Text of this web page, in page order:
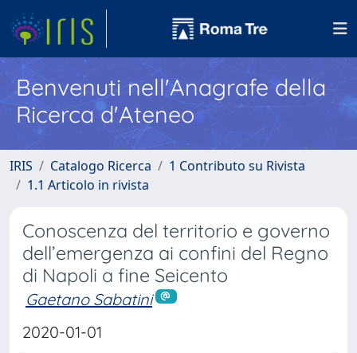
Benvenuti nell'Anagrafe della
Ricerca d'Ateneo
IRIS Catalogo Ricerca
1 Contributo su Rivista
1.1 Articolo in rivista
Conoscenza del territorio e governo
dell’emergenza ai confini del Regno
di Napoli a fine Seicento
Gaetano Sabatini
2020-01-01